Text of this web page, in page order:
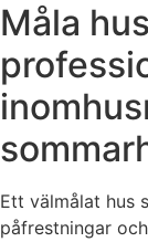
Måla
Ett välmålat hus
påfrestningar